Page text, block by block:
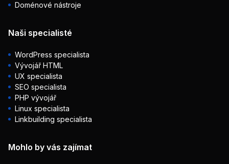
Doménové nástroje
Naši specialisté
WordPress specialista
Vývojář HTML
UX specialista
SEO specialista
PHP vývojář
Linux specialista
Linkbuilding specialista
Mohlo by vás zajímat